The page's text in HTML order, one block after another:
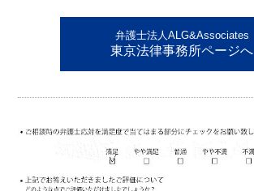
弁護士法人ALG&Associates
東京法律事務所ページへ